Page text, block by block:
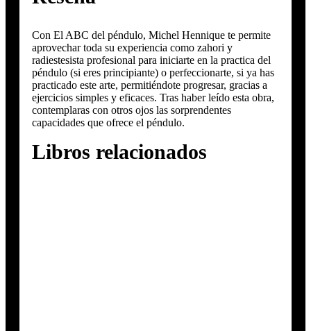
Con El ABC del péndulo, Michel Hennique te permite
aprovechar toda su experiencia como zahori y
radiestesista profesional para iniciarte en la practica del
péndulo (si eres principiante) o perfeccionarte, si ya has
practicado este arte, permitiéndote progresar, gracias a
ejercicios simples y eficaces. Tras haber leído esta obra,
contemplaras con otros ojos las sorprendentes
capacidades que ofrece el péndulo.
Libros relacionados